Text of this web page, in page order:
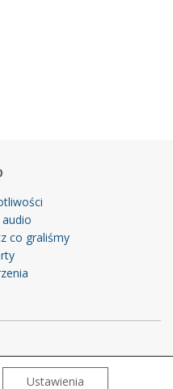
co graliśmy
Ustawienia